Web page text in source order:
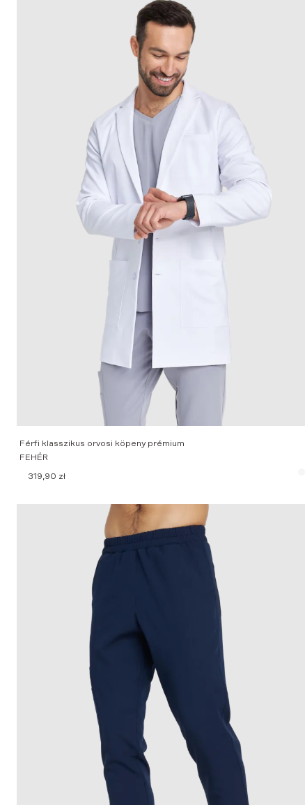
Férfi klasszikus orvosi köpeny prémium
FEHÉR
319,90 zł